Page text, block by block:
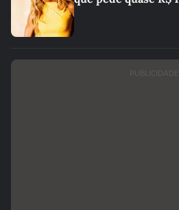
PUBLICIDADE